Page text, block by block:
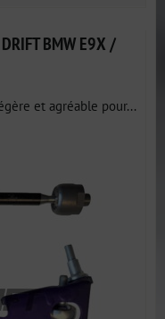
BMW E9X /
et agréable pour...